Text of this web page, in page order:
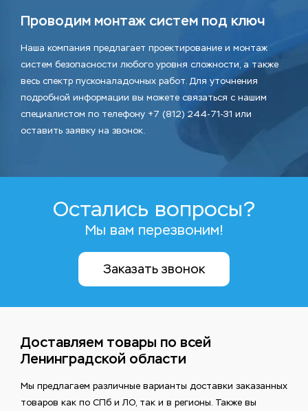
Проводим монтаж систем под ключ
Наша компания предлагает проектирование и монтаж
систем безопасности любого уровня сложности, а также
весь спектр пусконаладочных работ. Для уточнения
подробной информации вы можете связаться с нашим
специалистом по телефону +7 (812) 244-71-31 или
оставить заявку на звонок.
Остались вопросы?
Мы вам перезвоним!
Заказать звонок
Доставляем товары по всей
Ленинградской области
Мы предлагаем различные варианты доставки заказанных
товаров как по СПб и ЛО, так и в регионы. Также вы